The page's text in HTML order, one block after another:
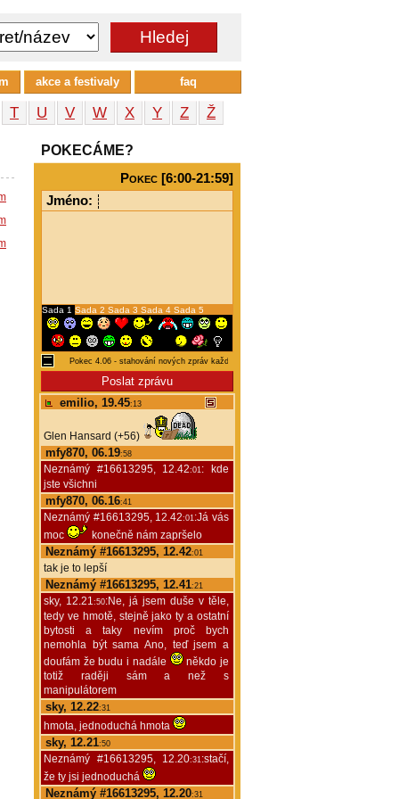
T U V W X Y Z
Ž
POKECÁME?
Pokec [6:00-21:59]
Jméno:
Sada 1 Sada 2 Sada 3 Sada 4 Sada 5
emilio, 19.45:13
Glen Hansard (+56)
mfy870, 06.19:58
Neznámý #16613295, 12.42:01: kde
jste všichni
mfy870, 06.16:41
Neznámý #16613295, 12.42:01:Já vás
moc
konečně nám zapršelo
Neznámý #16613295, 12.42:01
tak je to lepší
Neznámý #16613295, 12.41:21
sky, 12.21:50:Ne, já jsem duše v těle,
tedy ve hmotě, stejně jako ty a ostatní
bytosti a taky nevím proč bych
nemohla být sama Ano, teď jsem a
doufám že budu i nadále
někdo je
totiž raději sám a než s
manipulátorem
sky, 12.22:31
hmota, jednoduchá hmota
sky, 12.21:50
Neznámý #16613295, 12.20:31:stačí,
že ty jsi jednoduchá
Neznámý #16613295, 12.20:31
akce a festivaly faq